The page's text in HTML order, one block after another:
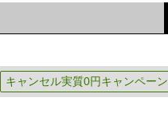
キャンセル実質0円キャンペーン